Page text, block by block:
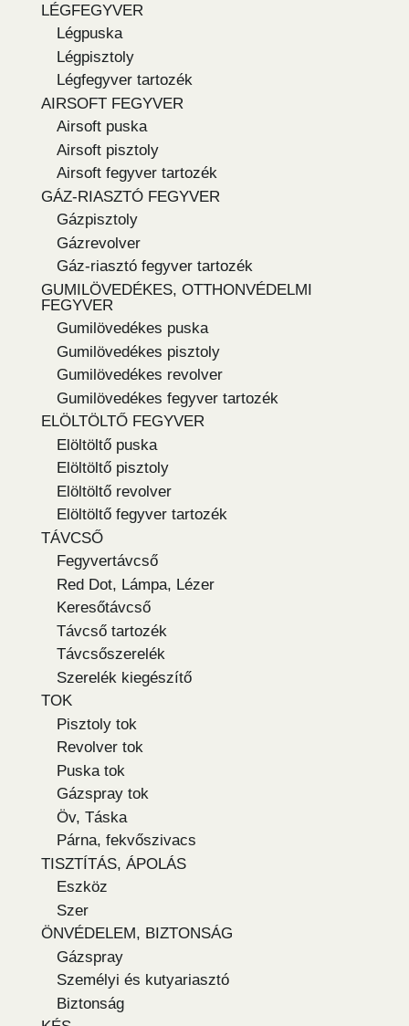
LÉGFEGYVER
Légpuska
Légpisztoly
Légfegyver tartozék
AIRSOFT FEGYVER
Airsoft puska
Airsoft pisztoly
Airsoft fegyver tartozék
GÁZ-RIASZTÓ FEGYVER
Gázpisztoly
Gázrevolver
Gáz-riasztó fegyver tartozék
GUMILÖVEDÉKES, OTTHONVÉDELMI
FEGYVER
Gumilövedékes puska
Gumilövedékes pisztoly
Gumilövedékes revolver
Gumilövedékes fegyver tartozék
ELÖLTÖLTŐ FEGYVER
Elöltöltő puska
Elöltöltő pisztoly
Elöltöltő revolver
Elöltöltő fegyver tartozék
TÁVCSŐ
Fegyvertávcső
Red Dot, Lámpa, Lézer
Keresőtávcső
Távcső tartozék
Távcsőszerelék
Szerelék kiegészítő
TOK
Pisztoly tok
Revolver tok
Puska tok
Gázspray tok
Öv, Táska
Párna, fekvőszivacs
TISZTÍTÁS, ÁPOLÁS
Eszköz
Szer
ÖNVÉDELEM, BIZTONSÁG
Gázspray
Személyi és kutyariasztó
Biztonság